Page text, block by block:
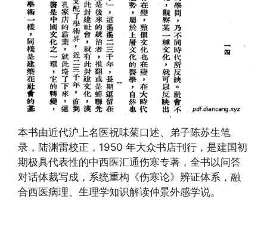
本书由近代沪上名医祝味菊口述、弟子陈苏生笔
录，陆渊雷校正，1950 年大众书店刊行，是建国初
期极具代表性的中西医汇通伤寒专著，全书以问答
对话体裁写成，系统重构《伤寒论》辨证体系，融
合西医病理、生理学知识解读仲景外感学说。